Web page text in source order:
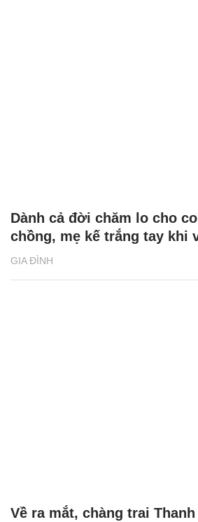
GIA ĐÌNH
Dành cả đời chăm lo cho
chồng, mẹ kế trắng tay khi
Về ra mắt, chàng trai